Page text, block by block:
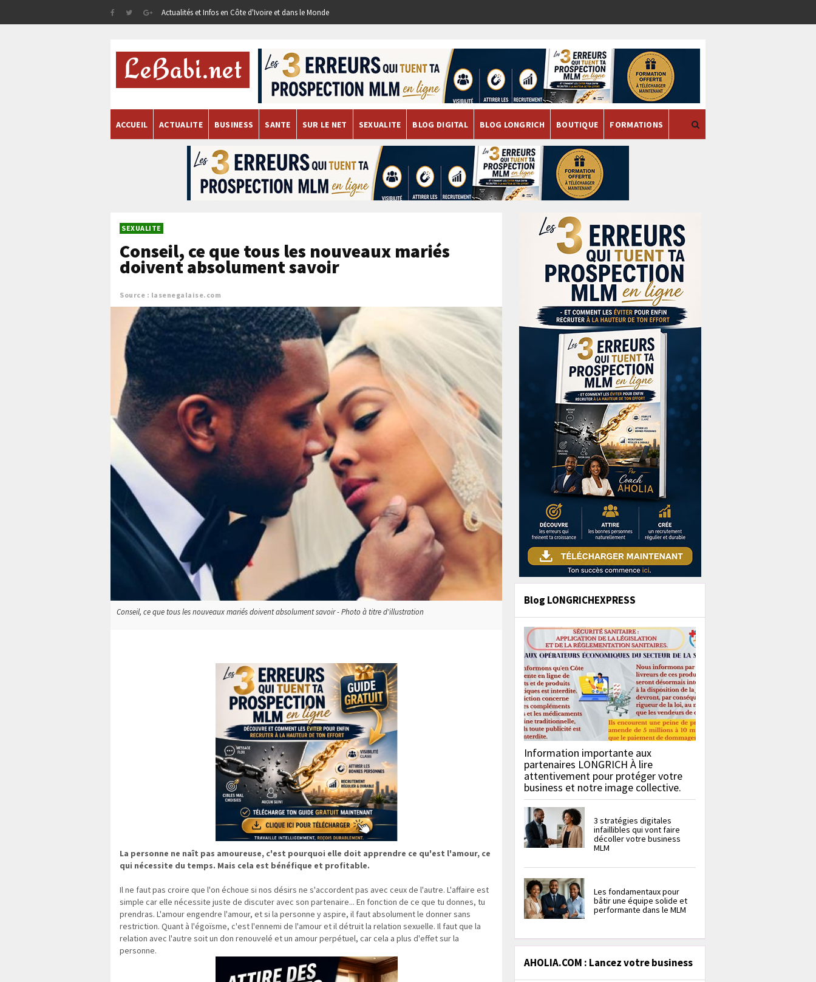
Actualités et Infos en Côte d'Ivoire et dans le Monde
ACCUEIL ACTUALITE BUSINESS SANTE SUR LE NET SEXUALITE BLOG DIGITAL BLOG LONGRICH BOUTIQUE FORMATIONS
SEXUALITE
Conseil, ce que tous les nouveaux mariés
doivent absolument savoir
Source : lasenegalaise.com
Conseil, ce que tous les nouveaux mariés doivent absolument savoir - Photo à titre d'illustration
La personne ne naît pas amoureuse, c'est pourquoi elle doit apprendre ce qu'est l'amour, ce
qui nécessite du temps. Mais cela est bénéfique et profitable.
Il ne faut pas croire que l'on échoue si nos désirs ne s'accordent pas avec ceux de l'autre. L'affaire est
simple car elle nécessite juste de discuter avec son partenaire... En fonction de ce que tu donnes, tu
prendras. L'amour engendre l'amour, et si la personne y aspire, il faut absolument le donner sans
restriction. Quant à l'égoïsme, c'est l'ennemi de l'amour et il détruit la relation sexuelle. Il faut que la
relation avec l'autre soit un don renouvelé et un amour perpétuel, car cela a plus d'effet sur la
personne.
Blog LONGRICHEXPRESS
Information importante aux
partenaires LONGRICH À lire
attentivement pour protéger votre
business et notre image collective.
3 stratégies digitales
infaillibles qui vont faire
décoller votre business
MLM
Les fondamentaux pour
bâtir une équipe solide et
performante dans le MLM
AHOLIA.COM : Lancez votre business